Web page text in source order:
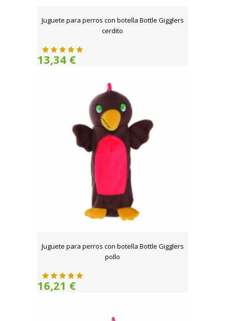
Juguete para perros con botella Bottle Gigglers
cerdito
13,34 €
Juguete para perros con botella Bottle Gigglers
pollo
16,21 €